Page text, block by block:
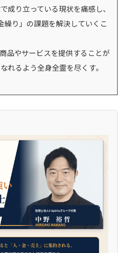
成り立っている現状を痛感し、
繰り」の課題を解決していくこ
品やサービスを提供することが
れるよう全身全霊を尽くす。